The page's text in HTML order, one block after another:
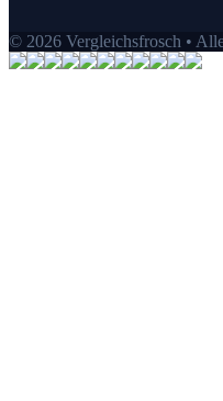
© 2026 Vergleichsfrosch •